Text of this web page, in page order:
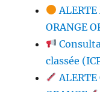
ORANGE
classée